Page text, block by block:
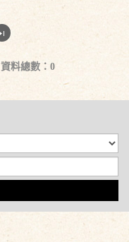
資料總數：0